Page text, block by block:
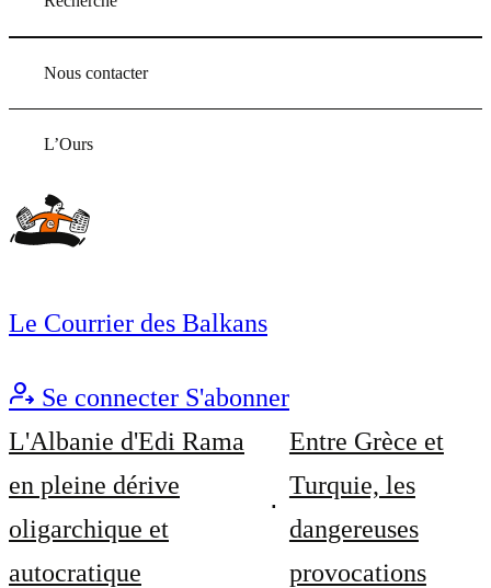
Nous contacter
L’Ours
Le Courrier des Balkans
Se connecter S'abonner
L'Albanie d'Edi Rama
en pleine dérive
oligarchique et
autocratique
Entre Grèce et
Turquie, les
dangereuses
provocations